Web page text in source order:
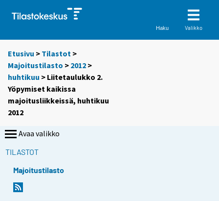
Haku Valikko
Etusivu > Tilastot >
Majoitustilasto > 2012 >
huhtikuu > Liitetaulukko 2.
Yöpymiset kaikissa
majoitusliikkeissä, huhtikuu
2012
Avaa valikko
TILASTOT
Majoitustilasto